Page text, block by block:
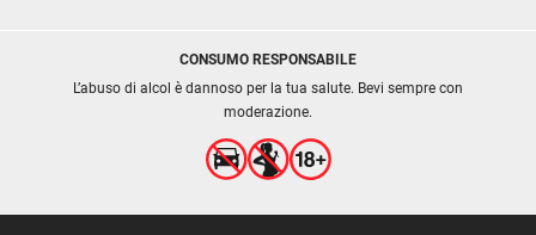
CONSUMO RESPONSABILE
L’abuso di alcol è dannoso per la tua salute. Bevi sempre con
moderazione.